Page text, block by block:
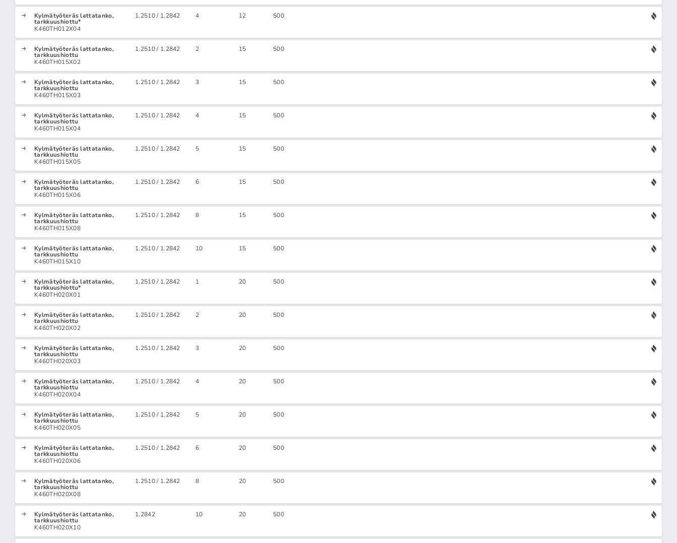
Kylmätyöteräs lattatanko,
tarkkuushiottu*
K460TH012X04
1.2510 / 1.2842 4 12 500
Kylmätyöteräs lattatanko,
tarkkuushiottu
K460TH015X02
1.2510 / 1.2842 2 15 500
Kylmätyöteräs lattatanko,
tarkkuushiottu
K460TH015X03
1.2510 / 1.2842 3 15 500
Kylmätyöteräs lattatanko,
tarkkuushiottu
K460TH015X04
1.2510 / 1.2842 4 15 500
Kylmätyöteräs lattatanko,
tarkkuushiottu
K460TH015X05
1.2510 / 1.2842 5 15 500
Kylmätyöteräs lattatanko,
tarkkuushiottu
K460TH015X06
1.2510 / 1.2842 6 15 500
Kylmätyöteräs lattatanko,
tarkkuushiottu
K460TH015X08
1.2510 / 1.2842 8 15 500
Kylmätyöteräs lattatanko,
tarkkuushiottu
K460TH015X10
1.2510 / 1.2842 10 15 500
Kylmätyöteräs lattatanko,
tarkkuushiottu*
K460TH020X01
1.2510 / 1.2842 1 20 500
Kylmätyöteräs lattatanko,
tarkkuushiottu
K460TH020X02
1.2510 / 1.2842 2 20 500
Kylmätyöteräs lattatanko,
tarkkuushiottu
K460TH020X03
1.2510 / 1.2842 3 20 500
Kylmätyöteräs lattatanko,
tarkkuushiottu
K460TH020X04
1.2510 / 1.2842 4 20 500
Kylmätyöteräs lattatanko,
tarkkuushiottu
K460TH020X05
1.2510 / 1.2842 5 20 500
Kylmätyöteräs lattatanko,
tarkkuushiottu
K460TH020X06
1.2510 / 1.2842 6 20 500
Kylmätyöteräs lattatanko,
tarkkuushiottu
K460TH020X08
1.2510 / 1.2842 8 20 500
Kylmätyöteräs lattatanko,
tarkkuushiottu
K460TH020X10
1.2842 10 20 500